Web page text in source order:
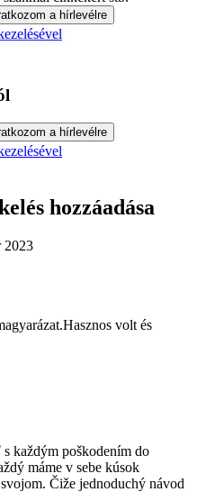
hozzáadása
2023
volt és
každým poškodením do
máme v sebe kúsok
Čiže jednoduchý návod